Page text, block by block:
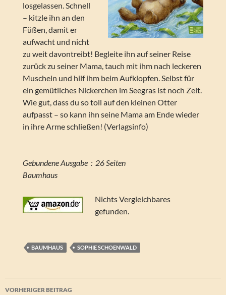
losgelassen. Schnell
– kitzle ihn an den
Füßen, damit er
aufwacht und nicht
zu weit davontreibt! Begleite ihn auf seiner Reise
zurück zu seiner Mama, tauch mit ihm nach leckeren
Muscheln und hilf ihm beim Aufklopfen. Selbst für
ein gemütliches Nickerchen im Seegras ist noch Zeit.
Wie gut, dass du so toll auf den kleinen Otter
aufpasst – so kann ihn seine Mama am Ende wieder
in ihre Arme schließen! (Verlagsinfo)
Gebundene Ausgabe ‏ : ‎ 26 Seiten
Baumhaus
Nichts Vergleichbares
gefunden.
BAUMHAUS SOPHIE SCHOENWALD
Beitragsnavigation
VORHERIGER BEITRAG